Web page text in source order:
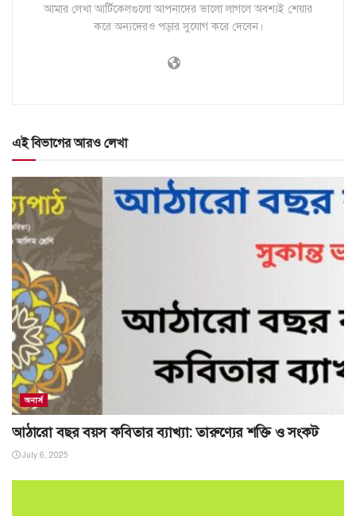
আমার লেখা আর্টিকেলগুলো আপনাদের ভালো লাগলে অবশ্যই শেয়ার
করে অন্যদেরও পড়ার সুযোগ করে দেবেন।
এই বিভাগের আরও লেখা
অনার্স
আঠারো বছর বয়স কবিতার ব্যাখ্যা: তারুণ্যের শক্তি ও সংকট
July 6, 2025